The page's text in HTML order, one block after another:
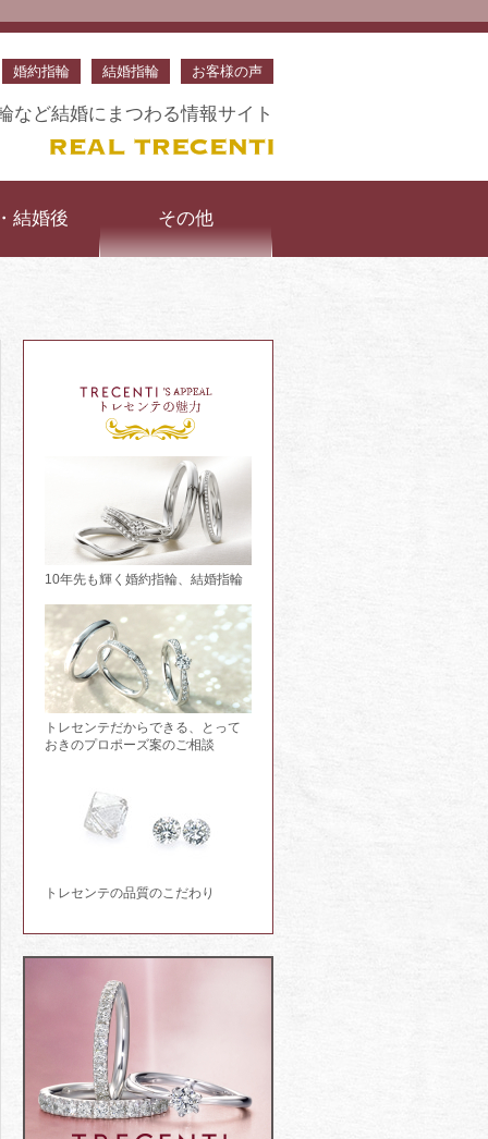
お客様の声
結婚指輪
婚約指輪
など結婚にまつわる情報サイト
結婚後 その他
10年先も輝く婚約指輪、結婚指輪
トレセンテだからできる、とって
おきのプロポーズ案のご相談
トレセンテの品質のこだわり